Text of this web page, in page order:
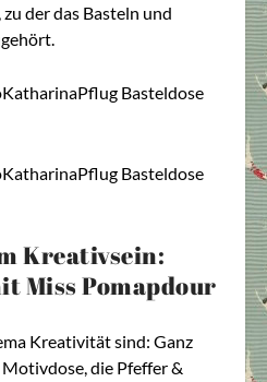
der das Basteln und
Kreativsein:
Miss Pomapdour
Kreativität sind: Ganz
die Pfeffer &